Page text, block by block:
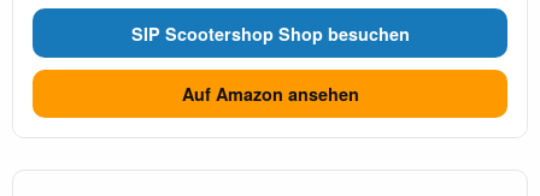
SIP Scootershop Shop besuchen
Auf Amazon ansehen